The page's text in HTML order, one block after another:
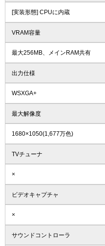
[実装形態] CPUに内蔵
VRAM容量
最大256MB、メインRAM共有
出力仕様
WSXGA+
最大解像度
1680×1050(1,677万色)
TVチューナ
×
ビデオキャプチャ
×
サウンドコントローラ